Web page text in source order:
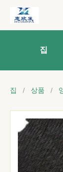
집
집 / 상품 /